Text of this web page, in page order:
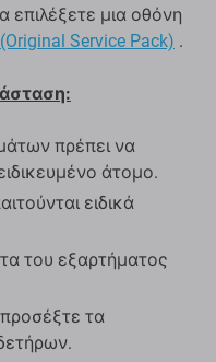
επιλέξετε μια οθόνη
Service Pack) .
πρέπει να
άτομο.
ειδικά
του εξαρτήματος
τα